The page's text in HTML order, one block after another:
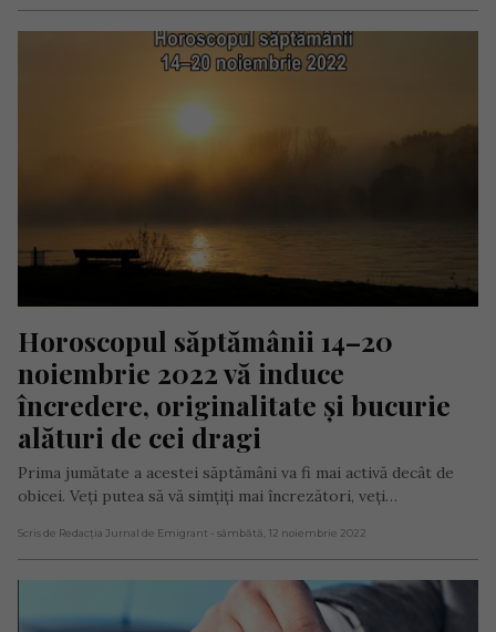
Horoscopul săptămânii 14–20
noiembrie 2022 vă induce
încredere, originalitate și bucurie
alături de cei dragi
Prima jumătate a acestei săptămâni va fi mai activă decât de
obicei. Veți putea să vă simțiți mai încrezători, veți…
Scris de Redacția Jurnal de Emigrant - sâmbătă, 12 noiembrie 2022